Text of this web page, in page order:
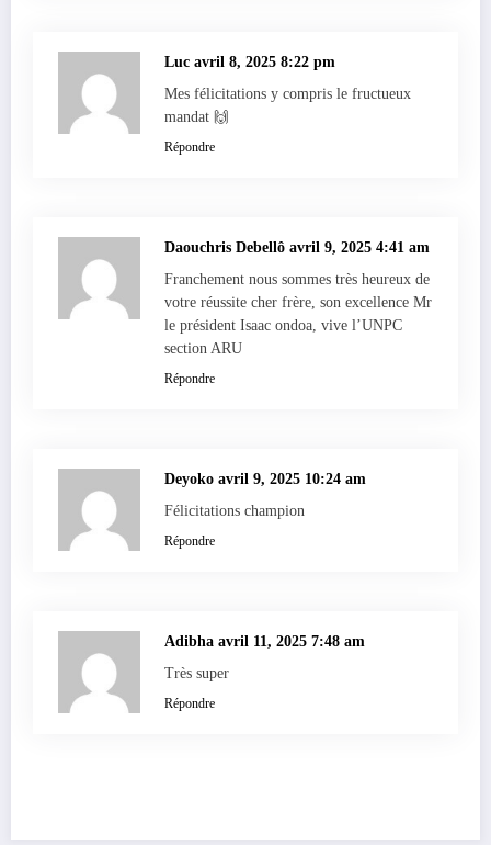
Luc avril 8, 2025 8:22 pm
Mes félicitations y compris le fructueux
mandat 🙌
Répondre
Daouchris Debellô avril 9, 2025 4:41 am
Franchement nous sommes très heureux de
votre réussite cher frère, son excellence Mr
le président Isaac ondoa, vive l’UNPC
section ARU
Répondre
Deyoko avril 9, 2025 10:24 am
Félicitations champion
Répondre
Adibha avril 11, 2025 7:48 am
Très super
Répondre